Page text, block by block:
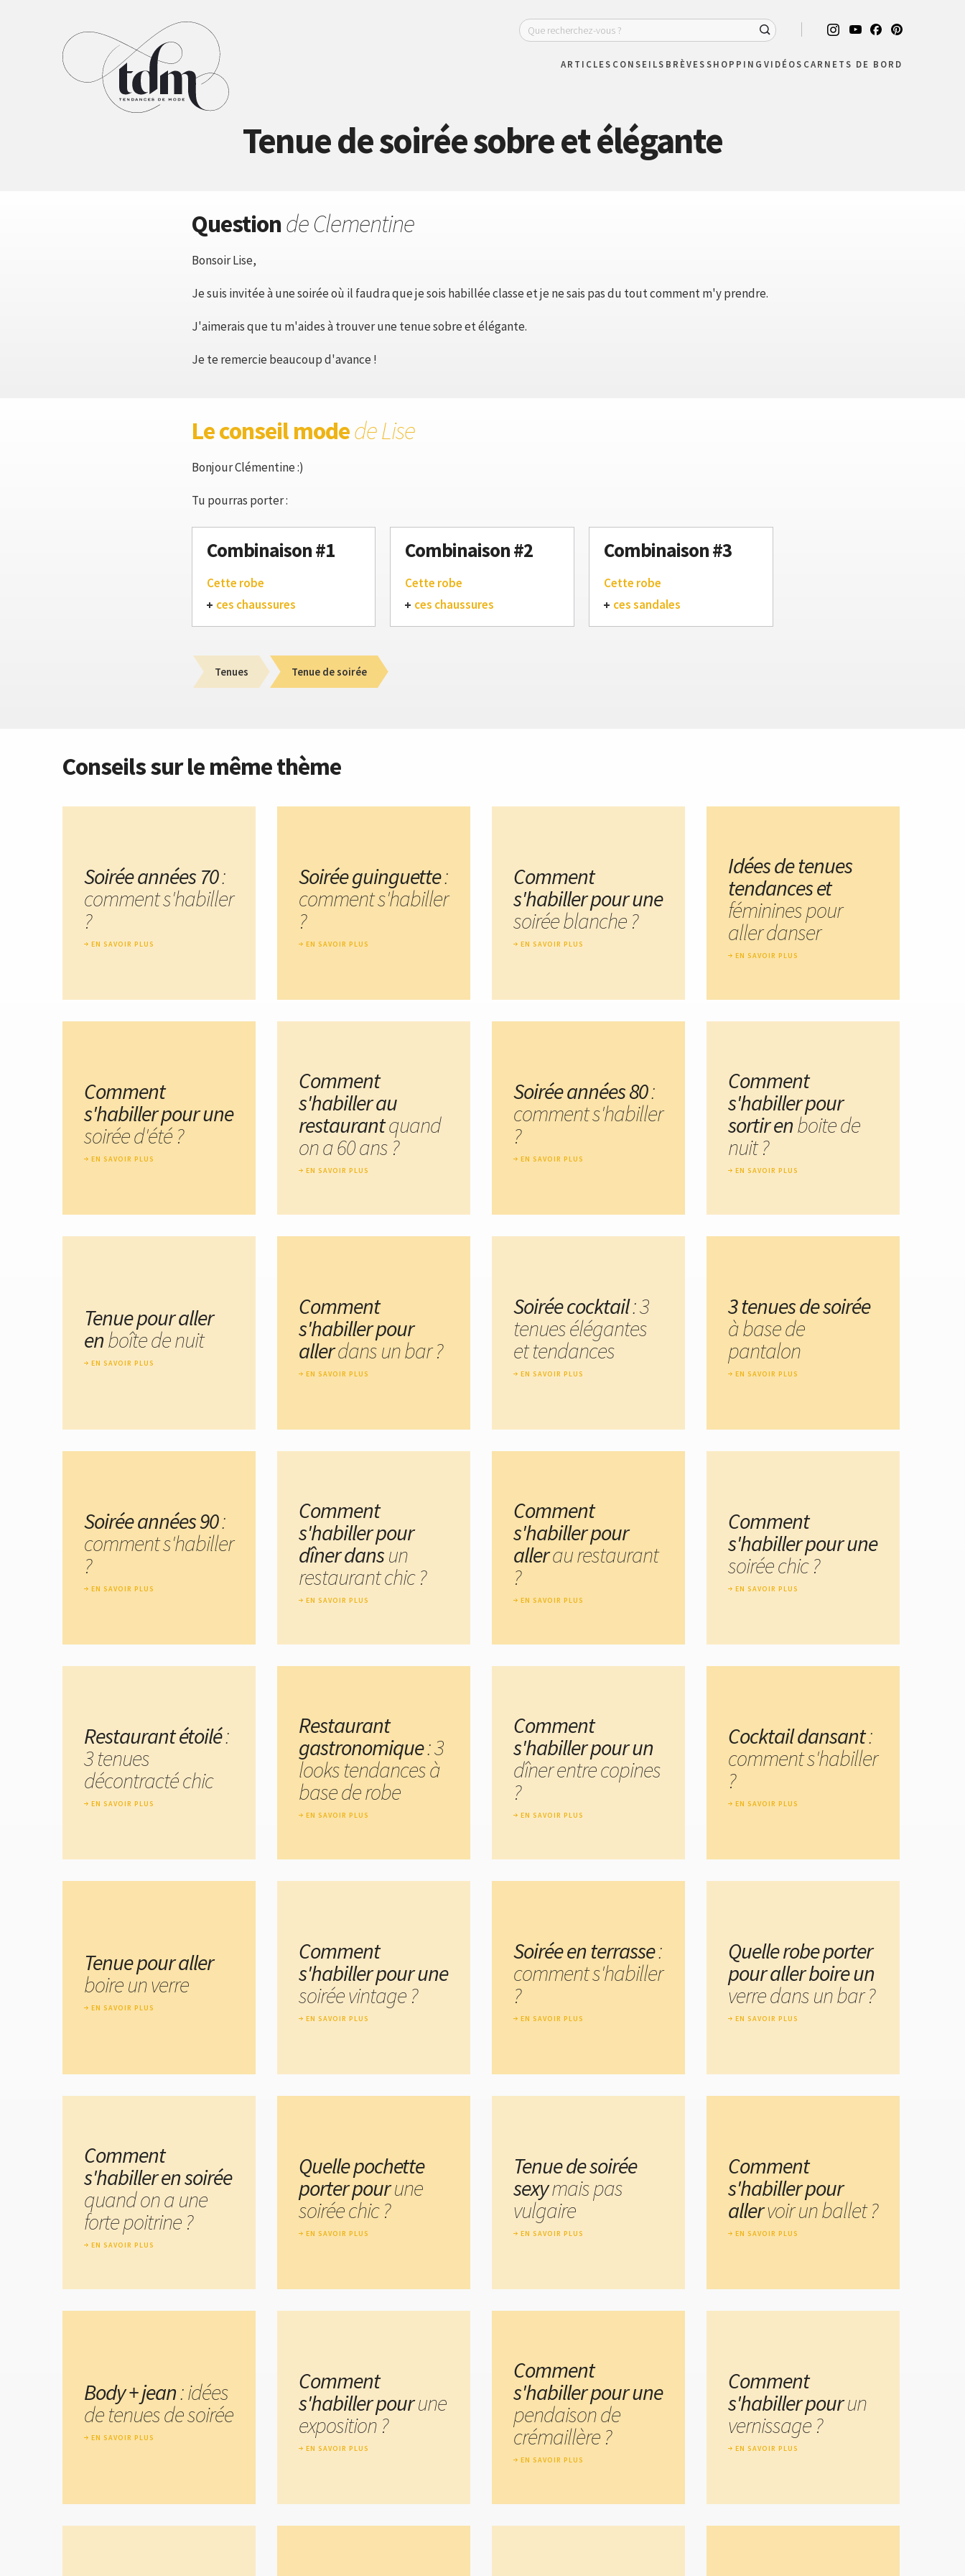
ARTICLES CONSEILS BRÈVESSHOPPING VIDÉOS CARNETS DE BORD
Tenue de soirée sobre et élégante
Questionde Clementine
Bonsoir Lise,
Je suis invitée à une soirée où il faudra que je sois habillée classe et je ne sais pas du tout comment m'y prendre.
J'aimerais que tu m'aides à trouver une tenue sobre et élégante.
Je te remercie beaucoup d'avance !
Le conseil modede Lise
Bonjour Clémentine :)
Tu pourras porter :
Combinaison #1
Cette robe
ces chaussures
Combinaison #2
Cette robe
ces chaussures
Combinaison #3
Cette robe
ces sandales
Tenues Tenue de soirée
Conseils sur le même thème
Soirée années 70:
comment s'habiller
?
EN SAVOIR PLUS
Soirée guinguette:
comment s'habiller
?
EN SAVOIR PLUS
Comment
s'habiller pour une
soirée blanche ?
EN SAVOIR PLUS
Idées de tenues
tendances et
féminines pour
aller danser
EN SAVOIR PLUS
Comment
s'habiller pour une
soirée d'été ?
EN SAVOIR PLUS
Comment
s'habiller au
restaurantquand
on a 60 ans ?
EN SAVOIR PLUS
Soirée années 80:
comment s'habiller
?
EN SAVOIR PLUS
Comment
s'habiller pour
sortir enboite de
nuit ?
EN SAVOIR PLUS
Tenue pour aller
enboîte de nuit
EN SAVOIR PLUS
Comment
s'habiller pour
allerdans un bar ?
EN SAVOIR PLUS
Soirée cocktail: 3
tenues élégantes
et tendances
EN SAVOIR PLUS
3 tenues de soirée
à base de
pantalon
EN SAVOIR PLUS
Soirée années 90:
comment s'habiller
?
EN SAVOIR PLUS
Comment
s'habiller pour
dîner dansun
restaurant chic ?
EN SAVOIR PLUS
Comment
s'habiller pour
allerau restaurant
?
EN SAVOIR PLUS
Comment
s'habiller pour une
soirée chic ?
EN SAVOIR PLUS
Restaurant étoilé:
3 tenues
décontracté chic
EN SAVOIR PLUS
Restaurant
gastronomique: 3
looks tendances à
base de robe
EN SAVOIR PLUS
Comment
s'habiller pour un
dîner entre copines
?
EN SAVOIR PLUS
Cocktail dansant:
comment s'habiller
?
EN SAVOIR PLUS
Tenue pour aller
boire un verre
EN SAVOIR PLUS
Comment
s'habiller pour une
soirée vintage ?
EN SAVOIR PLUS
Soirée en terrasse:
comment s'habiller
?
EN SAVOIR PLUS
Quelle robe porter
pour aller boire un
verre dans un bar ?
EN SAVOIR PLUS
Comment
s'habiller en soirée
quand on a une
forte poitrine ?
EN SAVOIR PLUS
Quelle pochette
porter pourune
soirée chic ?
EN SAVOIR PLUS
Tenue de soirée
sexymais pas
vulgaire
EN SAVOIR PLUS
Comment
s'habiller pour
allervoir un ballet ?
EN SAVOIR PLUS
Body + jean: idées
de tenues de soirée
EN SAVOIR PLUS
Comment
s'habiller pourune
exposition ?
EN SAVOIR PLUS
Comment
s'habiller pour une
pendaison de
crémaillère ?
EN SAVOIR PLUS
Comment
s'habiller pourun
vernissage ?
EN SAVOIR PLUS